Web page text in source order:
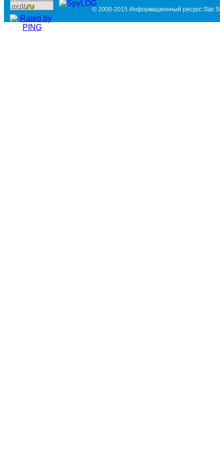
© 2000-2015 Информационный ресурс Star